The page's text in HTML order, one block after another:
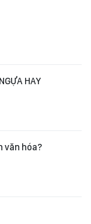
HAY
văn hóa?